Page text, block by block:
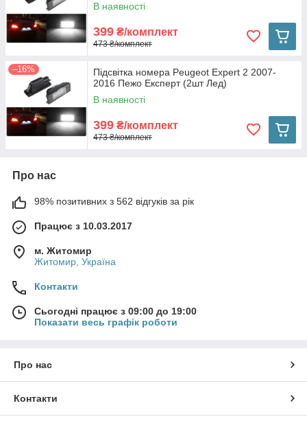
В наявності
399 ₴/комплект
473 ₴/комплект
–16%
Підсвітка номера Peugeot Expert 2 2007-
2016 Пежо Експерт (2шт Лед)
В наявності
399 ₴/комплект
473 ₴/комплект
Про нас
98% позитивних з 562 відгуків за рік
Працює з 10.03.2017
м. Житомир
Житомир, Україна
Контакти
Сьогодні працює з 09:00 до 19:00
Показати весь графік роботи
Про нас
Контакти